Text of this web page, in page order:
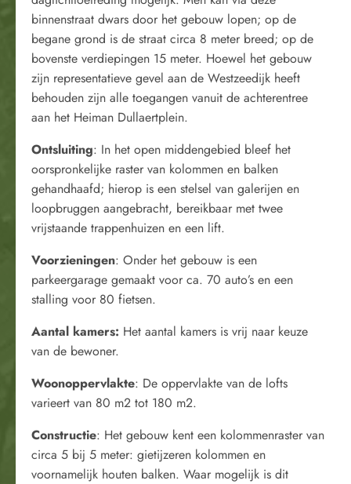
binnenstraat dwars door het gebouw lopen; op de
begane grond is de straat circa 8 meter breed; op de
bovenste verdiepingen 15 meter. Hoewel het gebouw
zijn representatieve gevel aan de Westzeedijk heeft
behouden zijn alle toegangen vanuit de achterentree
aan het Heiman Dullaertplein.
Ontsluiting: In het open middengebied bleef het
oorspronkelijke raster van kolommen en balken
gehandhaafd; hierop is een stelsel van galerijen en
loopbruggen aangebracht, bereikbaar met twee
vrijstaande trappenhuizen en een lift.
Voorzieningen: Onder het gebouw is een
parkeergarage gemaakt voor ca. 70 auto’s en een
stalling voor 80 fietsen.
Aantal kamers: Het aantal kamers is vrij naar keuze
van de bewoner.
Woonoppervlakte: De oppervlakte van de lofts
varieert van 80 m2 tot 180 m2.
Constructie: Het gebouw kent een kolommenraster van
circa 5 bij 5 meter: gietijzeren kolommen en
voornamelijk houten balken. Waar mogelijk is dit